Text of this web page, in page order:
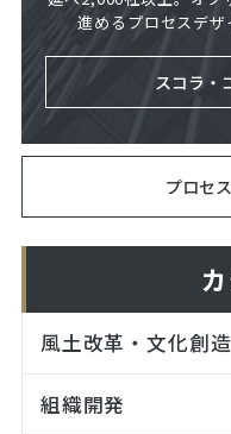
進めるプロセスデザ
スコラ・
プロセ
風土改革・文化創
組織開発